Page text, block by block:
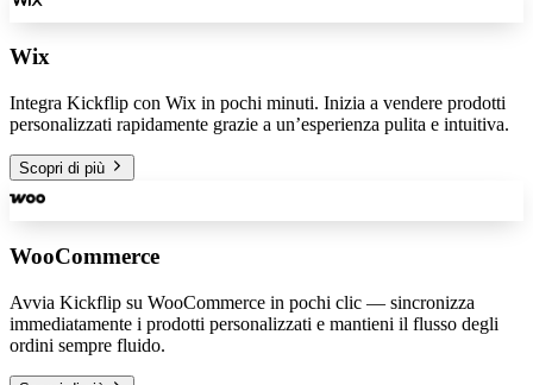
Wix
Integra Kickflip con Wix in pochi minuti. Inizia a vendere prodotti
personalizzati rapidamente grazie a un’esperienza pulita e intuitiva.
Scopri di più
WooCommerce
Avvia Kickflip su WooCommerce in pochi clic — sincronizza
immediatamente i prodotti personalizzati e mantieni il flusso degli
ordini sempre fluido.